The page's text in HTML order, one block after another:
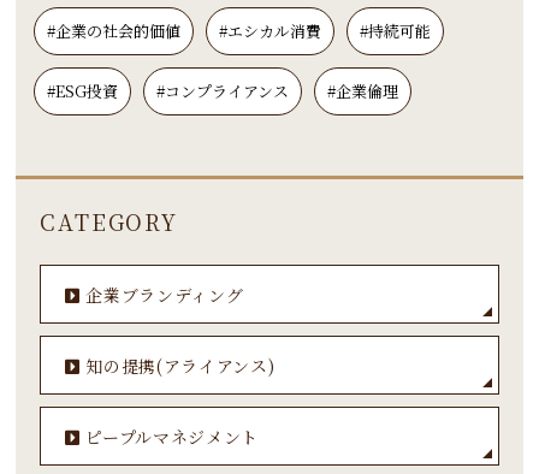
#企業の社会的価値 #エシカル消費 #持続可能
#ESG投資 #コンプライアンス #企業倫理
CATEGORY
企業ブランディング
知の提携(アライアンス)
ピープルマネジメント